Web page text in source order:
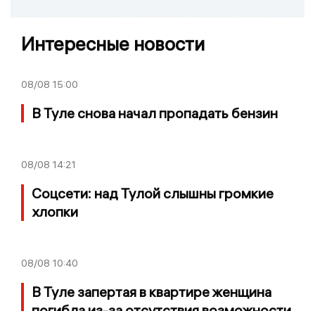
Интересные новости
08/08 15:00
В Туле снова начал пропадать бензин
08/08 14:21
Соцсети: над Тулой слышны громкие
хлопки
08/08 10:40
В Туле запертая в квартире женщина